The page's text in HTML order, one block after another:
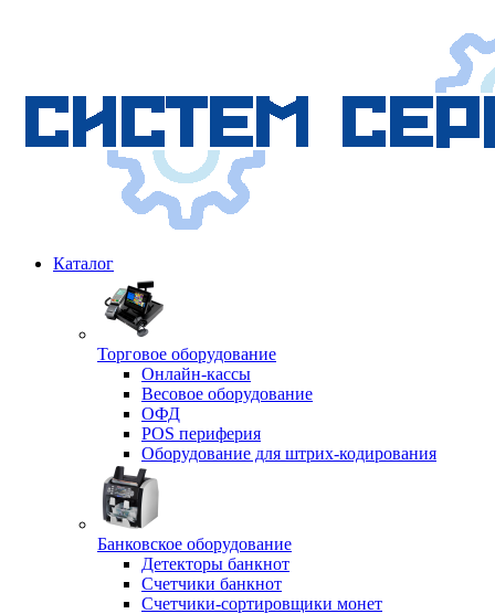
Каталог
Торговое оборудование
Онлайн-кассы
Весовое оборудование
ОФД
POS периферия
Оборудование для штрих-кодирования
Банковское оборудование
Детекторы банкнот
Счетчики банкнот
Счетчики-сортировщики монет